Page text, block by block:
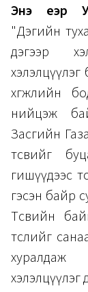
Энэ үеэр
"Дэгийн
дэгээр
хэлэлцүүлэг
хөгжлийн
нийцэж
Засгийн
төсвийг
гишүүдээс
гэсэн байр
Төсвийн
төслийг
хуралдаж
хэлэлцүүлэг